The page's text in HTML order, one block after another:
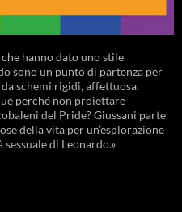
hanno dato uno stile
sono un punto di partenza per
schemi rigidi, affettuosa,
perché non proiettare
del Pride? Giussani parte
della vita per un’esplorazione
di Leonardo.»